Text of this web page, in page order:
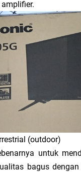
(outdoor)
untuk
bagus